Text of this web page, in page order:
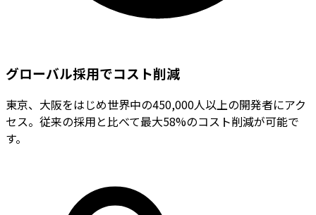
グローバル採用でコスト削減
東京、大阪をはじめ世界中の450,000人以上の開発者にアク
セス。従来の採用と比べて最大58%のコスト削減が可能で
す。